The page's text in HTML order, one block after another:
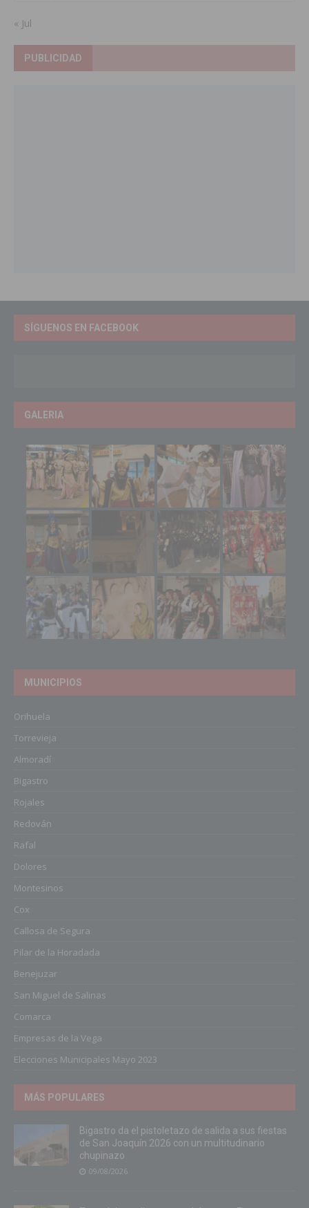
« Jul
PUBLICIDAD
SÍGUENOS EN FACEBOOK
GALERIA
MUNICIPIOS
Orihuela
Torrevieja
Almoradí
Bigastro
Rojales
Redován
Rafal
Dolores
Montesinos
Cox
Callosa de Segura
Pilar de la Horadada
Benejuzar
San Miguel de Salinas
Comarca
Empresas de la Vega
Elecciones Municipales Mayo 2023
MÁS POPULARES
Bigastro da el pistoletazo de salida a sus fiestas
de San Joaquín 2026 con un multitudinario
chupinazo
09/08/2026